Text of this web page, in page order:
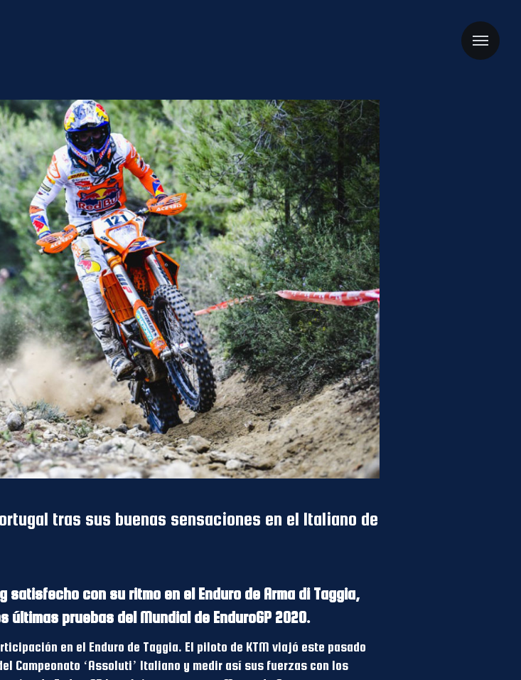
tras sus buenas sensaciones en el Italiano de
satisfecho con su ritmo en el Enduro de Arma di Taggia,
pruebas del Mundial de EnduroGP 2020.
en el Enduro de Taggia. El piloto de KTM viajó este pasado
Campeonato ‘Assoluti’ Italiano y medir así sus fuerzas con los